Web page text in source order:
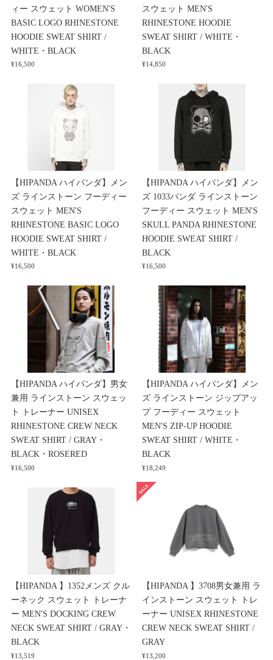
ィー スウェット WOMEN'S
BASIC LOGO RHINESTONE
HOODIE SWEAT SHIRT /
WHITE・BLACK
¥16,500
スウェット MEN'S
RHINESTONE HOODIE
SWEAT SHIRT / WHITE・
BLACK
¥14,850
【HIPANDA ハイパンダ】メン
ズ ラインストーン フーディー
スウェット MEN'S
RHINESTONE BASIC LOGO
HOODIE SWEAT SHIRT /
WHITE・BLACK
¥16,500
【HIPANDA ハイパンダ】メン
ズ 1033パンダ ラインストーン
フーディー スウェット MEN'S
SKULL PANDA RHINESTONE
HOODIE SWEAT SHIRT /
BLACK
¥16,500
【HIPANDA ハイパンダ】男女
兼用 ラインストーン スウェッ
ト トレーナー UNISEX
RHINESTONE CREW NECK
SWEAT SHIRT / GRAY・
BLACK・ROSERED
¥16,500
【HIPANDA ハイパンダ】メン
ズ ラインストーン ジップアッ
プ フーディー スウェット
MEN'S ZIP-UP HOODIE
SWEAT SHIRT / WHITE・
BLACK
¥18,249
【HIPANDA 】1352メンズ クル
ーネック スウェット トレーナ
ー MEN'S DOCKING CREW
NECK SWEAT SHIRT / GRAY・
BLACK
¥13,519
【HIPANDA 】3708男女兼用 ラ
インストーン スウェット トレ
ーナー UNISEX RHINESTONE
CREW NECK SWEAT SHIRT /
GRAY
¥13,200